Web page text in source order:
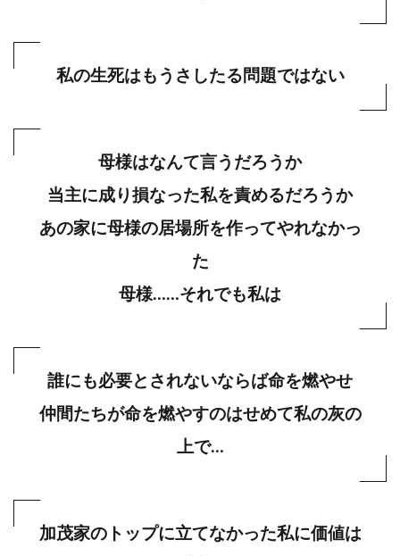
私の生死はもうさしたる問題ではない
母様はなんて言うだろうか
当主に成り損なった私を責めるだろうか
あの家に母様の居場所を作ってやれなかっ
た
母様……それでも私は
誰にも必要とされないならば命を燃やせ
仲間たちが命を燃やすのはせめて私の灰の
上で…
加茂家のトップに立てなかった私に価値は